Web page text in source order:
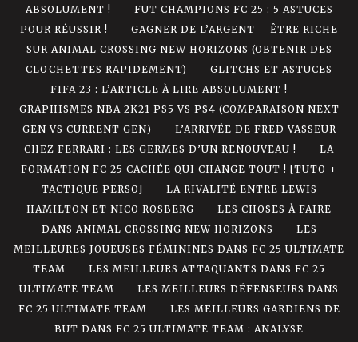
ABSOLUMENT !
FUT CHAMPIONS FC 25 : 5 ASTUCES
POUR RÉUSSIR !
GAGNER DE L’ARGENT – ÊTRE RICHE
SUR ANIMAL CROSSING NEW HORIZONS (OBTENIR DES
CLOCHETTES RAPIDEMENT)
GLITCHS ET ASTUCES
FIFA 23 : L’ARTICLE À LIRE ABSOLUMENT !
GRAPHISMES NBA 2K21 PS5 VS PS4 (COMPARAISON NEXT
GEN VS CURRENT GEN)
L’ARRIVÉE DE FRED VASSEUR
CHEZ FERRARI : LES GERMES D’UN RENOUVEAU !
LA
FORMATION FC 25 CACHÉE QUI CHANGE TOUT ! [TUTO +
TACTIQUE PERSO]
LA RIVALITÉ ENTRE LEWIS
HAMILTON ET NICO ROSBERG
LES CHOSES À FAIRE
DANS ANIMAL CROSSING NEW HORIZONS
LES
MEILLEURES JOUEUSES FÉMININES DANS FC 25 ULTIMATE
TEAM
LES MEILLEURS ATTAQUANTS DANS FC 25
ULTIMATE TEAM
LES MEILLEURS DÉFENSEURS DANS
FC 25 ULTIMATE TEAM
LES MEILLEURS GARDIENS DE
BUT DANS FC 25 ULTIMATE TEAM : ANALYSE